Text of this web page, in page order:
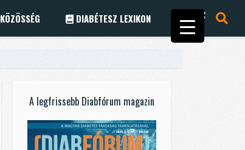
KÖZÖSSÉG DIABÉTESZ LEXIKON
A legfrissebb Diabfórum magazin